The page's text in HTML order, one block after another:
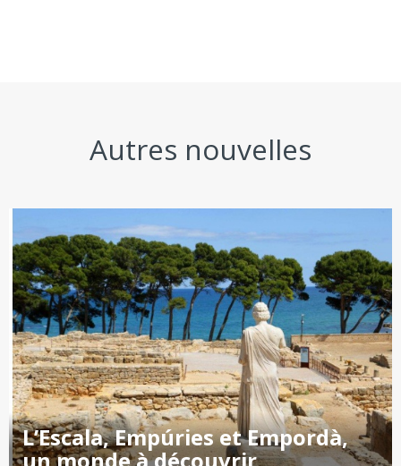
Autres nouvelles
L’Escala, Empúries et Empordà,